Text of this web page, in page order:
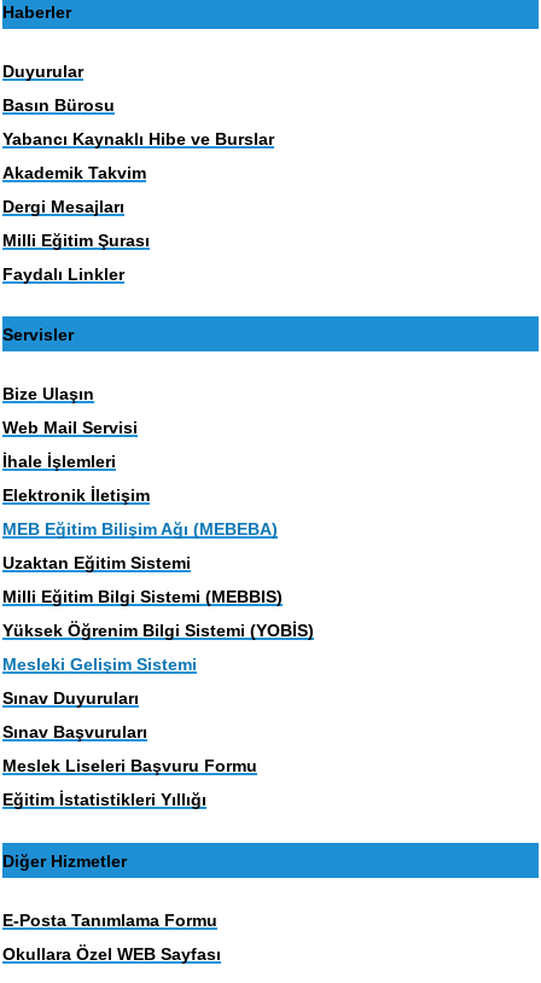
Haberler
Duyurular
Basın Bürosu
Yabancı Kaynaklı Hibe ve Burslar
Akademik Takvim
Dergi Mesajları
Milli Eğitim Şurası
Faydalı Linkler
Servisler
Bize Ulaşın
Web Mail Servisi
İhale İşlemleri
Elektronik İletişim
MEB Eğitim Bilişim Ağı (MEBEBA)
Uzaktan Eğitim Sistemi
Milli Eğitim Bilgi Sistemi (MEBBIS)
Yüksek Öğrenim Bilgi Sistemi (YOBİS)
Mesleki Gelişim Sistemi
Sınav Duyuruları
Sınav Başvuruları
Meslek Liseleri Başvuru Formu
Eğitim İstatistikleri Yıllığı
Diğer Hizmetler
E-Posta Tanımlama Formu
Okullara Özel WEB Sayfası